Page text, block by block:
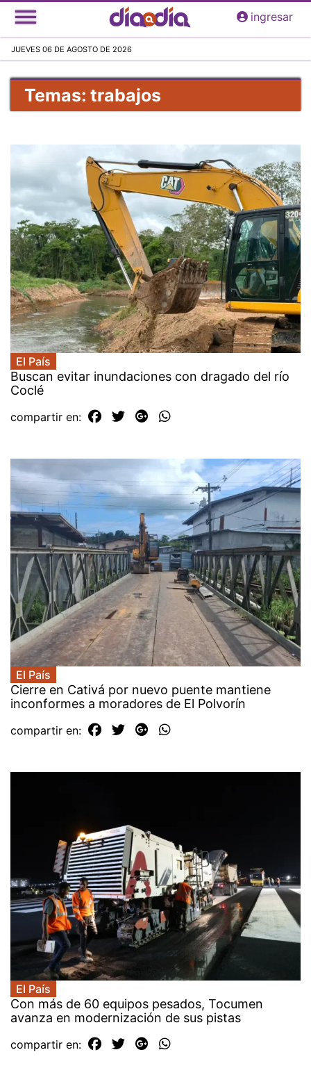
Pasar
al
principal
ingresar
JUEVES 06 DE AGOSTO DE 2026
Temas: trabajos
El País
Buscan evitar inundaciones con dragado del río
Coclé
compartir en:
El País
Cierre en Cativá por nuevo puente mantiene
inconformes a moradores de El Polvorín
compartir en:
El País
Con más de 60 equipos pesados, Tocumen
avanza en modernización de sus pistas
compartir en: